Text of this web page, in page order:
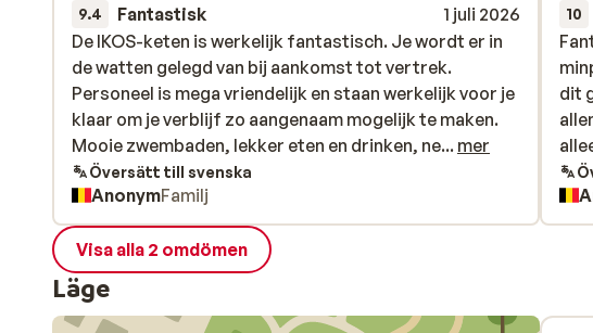
9.4 Fantastisk
1 juli 2026
De IKOS-keten is werkelijk fantastisch. Je wordt er in
de watten gelegd van bij aankomst tot vertrek.
Personeel is mega vriendelijk en staan werkelijk voor je
klaar om je verblijf zo aangenaam mogelijk te maken.
Mooie zwembaden, lekker eten en drinken, netjes
verzorgde kamers en topanimatie in restaurants en
bars.
De IKOS-keten is werkelijk fantastisch. Je wordt er in
de watten gelegd van bij aankomst tot vertrek.
Personeel is mega vriendelijk en staan werkelijk voor je
klaar om je verblijf zo aangenaam mogelijk te maken.
Mooie zwembaden, lekker eten en drinken, ne... mer
Översätt till svenska
AnonymFamilj
10
dit
dit
Visa alla 2 omdömen
Läge